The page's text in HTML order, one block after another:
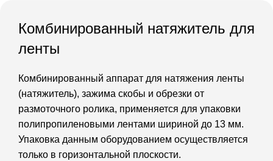
Комбинированный натяжитель для
ленты
Комбинированный аппарат для натяжения ленты
(натяжитель), зажима скобы и обрезки от
размоточного ролика, применяется для упаковки
полипропиленовыми лентами шириной до 13 мм.
Упаковка данным оборудованием осуществляется
только в горизонтальной плоскости.